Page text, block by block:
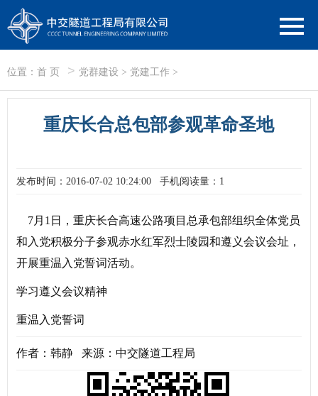
位置： 首 页 > 党群建设 > 党建工作 >
重庆长合总包部参观革命圣地
发布时间：2016-07-02 10:24:00 手机阅读量：1
7月1日，重庆长合高速公路项目总承包部组织全体党员
和入党积极分子参观赤水红军烈士陵园和遵义会议会址，
开展重温入党誓词活动。
学习遵义会议精神
重温入党誓词
作者：韩静 来源：中交隧道工程局